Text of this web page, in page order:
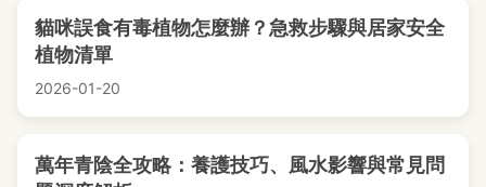
貓咪誤食有毒植物怎麼辦？急救步驟與居家安全
植物清單
2026-01-20
萬年青陰全攻略：養護技巧、風水影響與常見問